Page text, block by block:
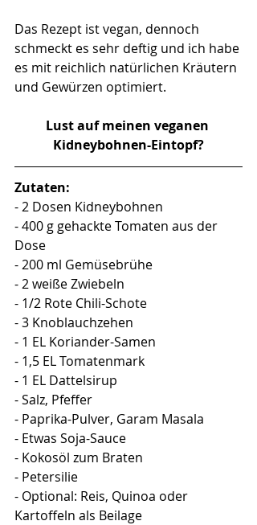
Das Rezept ist vegan, dennoch
schmeckt es sehr deftig und ich habe
es mit reichlich natürlichen Kräutern
und Gewürzen optimiert.
Lust auf meinen veganen
Kidneybohnen-Eintopf?
Zutaten:
- 2 Dosen Kidneybohnen
- 400 g gehackte Tomaten aus der
Dose
- 200 ml Gemüsebrühe
- 2 weiße Zwiebeln
- 1/2 Rote Chili-Schote
- 3 Knoblauchzehen
- 1 EL Koriander-Samen
- 1,5 EL Tomatenmark
- 1 EL Dattelsirup
- Salz, Pfeffer
- Paprika-Pulver, Garam Masala
- Etwas Soja-Sauce
- Kokosöl zum Braten
- Petersilie
- Optional: Reis, Quinoa oder
Kartoffeln als Beilage